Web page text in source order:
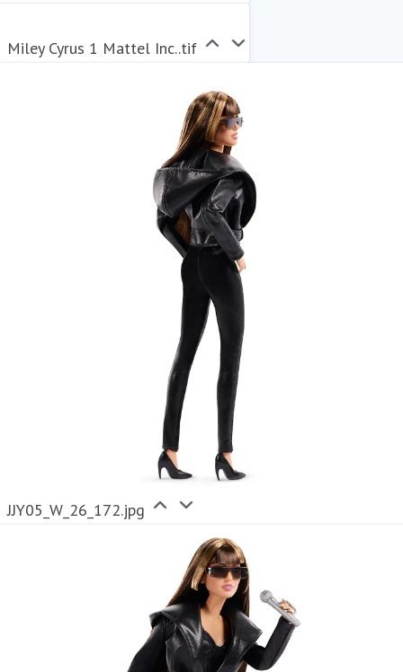
Miley Cyrus 1 Mattel Inc..tif
JJY05_W_26_172.jpg